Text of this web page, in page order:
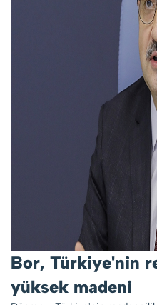
Bor, Türkiye'nin
yüksek madeni